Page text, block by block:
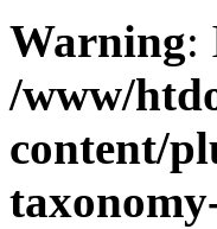
Warning:
/www/
content/